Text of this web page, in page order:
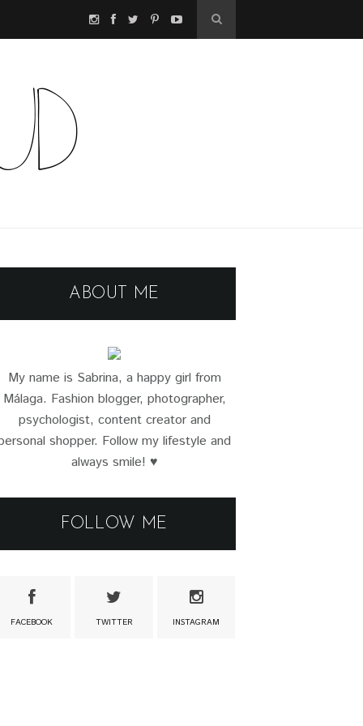
ABOUT ME
My name is Sabrina, a happy girl from
Málaga. Fashion blogger, photographer,
psychologist, content creator and
shopper. Follow my lifestyle and
always smile! ♥
FOLLOW ME
FACEBOOK TWITTER INSTAGRAM